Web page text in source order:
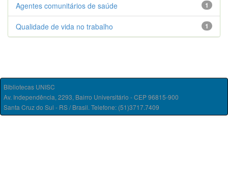
1
Agentes comunitários de saúde
1
Qualidade de vida no trabalho
Bibliotecas UNISC
Av. Independência, 2293, Bairro Universitário - CEP 96815-900
Santa Cruz do Sul - RS / Brasil. Telefone: (51)3717.7409